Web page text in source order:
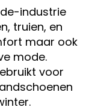
industrie
truien, en
maar ook
mode.
voor